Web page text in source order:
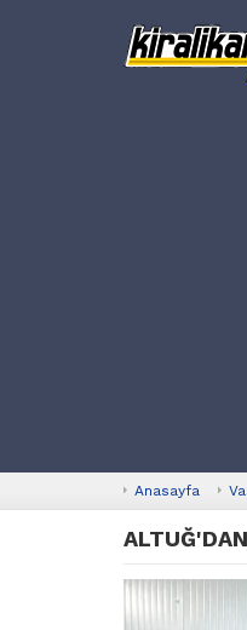
Anasayfa